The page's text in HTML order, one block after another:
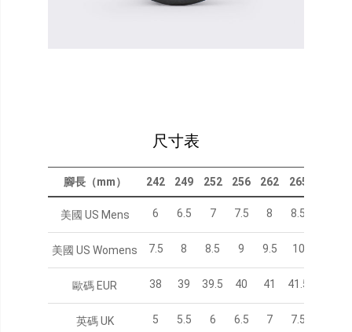
尺寸表
腳長（mm） 242 249 252 256 262 265
美國 US Mens 6 6.5 7 7.5 8 8.5
美國 US Womens 7.5 8 8.5 9 9.5 10
歐碼 EUR 38 39 39.5 40 41 41.5
英碼 UK 5 5.5 6 6.5 7 7.5